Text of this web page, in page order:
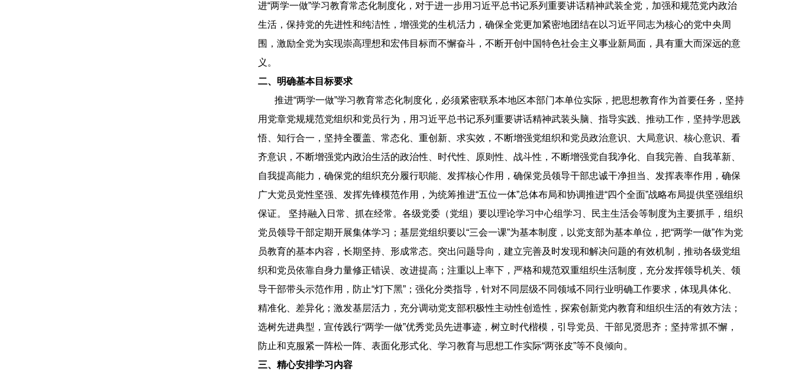
进“两学一做”学习教育常态化制度化，对于进一步用习近平总书记系列重要讲话精神武装全党，加强和规范党内政治
生活，保持党的先进性和纯洁性，增强党的生机活力，确保全党更加紧密地团结在以习近平同志为核心的党中央周
围，激励全党为实现崇高理想和宏伟目标而不懈奋斗，不断开创中国特色社会主义事业新局面，具有重大而深远的意
义。
二、明确基本目标要求
推进“两学一做”学习教育常态化制度化，必须紧密联系本地区本部门本单位实际，把思想教育作为首要任务，坚持
用党章党规规范党组织和党员行为，用习近平总书记系列重要讲话精神武装头脑、指导实践、推动工作，坚持学思践
悟、知行合一，坚持全覆盖、常态化、重创新、求实效，不断增强党组织和党员政治意识、大局意识、核心意识、看
齐意识，不断增强党内政治生活的政治性、时代性、原则性、战斗性，不断增强党自我净化、自我完善、自我革新、
自我提高能力，确保党的组织充分履行职能、发挥核心作用，确保党员领导干部忠诚干净担当、发挥表率作用，确保
广大党员党性坚强、发挥先锋模范作用，为统筹推进“五位一体”总体布局和协调推进“四个全面”战略布局提供坚强组织
保证。 坚持融入日常、抓在经常。各级党委（党组）要以理论学习中心组学习、民主生活会等制度为主要抓手，组织
党员领导干部定期开展集体学习；基层党组织要以“三会一课”为基本制度，以党支部为基本单位，把“两学一做”作为党
员教育的基本内容，长期坚持、形成常态。突出问题导向，建立完善及时发现和解决问题的有效机制，推动各级党组
织和党员依靠自身力量修正错误、改进提高；注重以上率下，严格和规范双重组织生活制度，充分发挥领导机关、领
导干部带头示范作用，防止“灯下黑”；强化分类指导，针对不同层级不同领域不同行业明确工作要求，体现具体化、
精准化、差异化；激发基层活力，充分调动党支部积极性主动性创造性，探索创新党内教育和组织生活的有效方法；
选树先进典型，宣传践行“两学一做”优秀党员先进事迹，树立时代楷模，引导党员、干部见贤思齐；坚持常抓不懈，
防止和克服紧一阵松一阵、表面化形式化、学习教育与思想工作实际“两张皮”等不良倾向。
三、精心安排学习内容